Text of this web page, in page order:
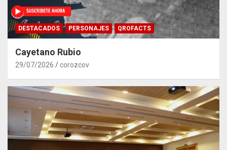
DESTACADOS PERSONAJES QROFACTS
Cayetano Rubio
29/07/2026 corozcov